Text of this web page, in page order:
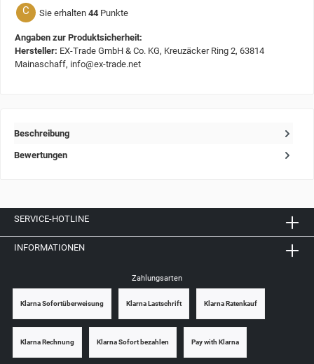
C Sie erhalten 44 Punkte
Angaben zur Produktsicherheit:
Hersteller: EX-Trade GmbH & Co. KG, Kreuzäcker Ring 2, 63814
Mainaschaff, info@ex-trade.net
Beschreibung
Bewertungen
SERVICE-HOTLINE
INFORMATIONEN
Zahlungsarten
Klarna Sofortüberweisung Klarna Lastschrift Klarna Ratenkauf
Klarna Rechnung Klarna Sofort bezahlen Pay with Klarna